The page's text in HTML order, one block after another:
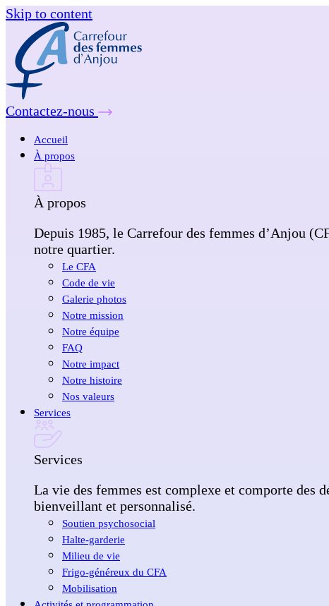
Skip to content
Contactez-nous
Accueil
À propos
À propos
Depuis 1985, le Carrefour des femmes d’Anjou
notre quartier.
Le CFA
Code de vie
Galerie photos
Notre mission
Notre équipe
FAQ
Notre impact
Notre histoire
Nos valeurs
Services
Services
La vie des femmes est complexe et comporte des
bienveillant et personnalisé.
Soutien psychosocial
Halte-garderie
Milieu de vie
Frigo-généreux du CFA
Mobilisation